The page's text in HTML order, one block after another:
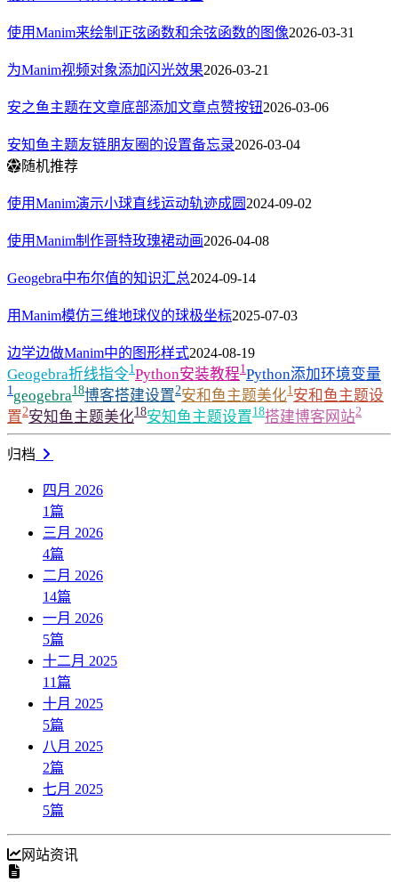
使用Manim来绘制正弦函数和余弦函数的图像2026-03-31
为Manim视频对象添加闪光效果2026-03-21
安之鱼主题在文章底部添加文章点赞按钮2026-03-06
安知鱼主题友链朋友圈的设置备忘录2026-03-04
随机推荐
使用Manim演示小球直线运动轨迹成圆 2024-09-02
使用Manim制作哥特玫瑰裙动画2026-04-08
Geogebra中布尔值的知识汇总2024-09-14
用Manim模仿三维地球仪的球极坐标2025-07-03
边学边做Manim中的图形样式2024-08-19
Geogebra折线指令1Python安装教程1Python添加环境变量
1geogebra18博客搭建设置2安和鱼主题美化1安和鱼主题设
置2安知鱼主题美化18安知鱼主题设置18搭建博客网站2
归档
四月 2026
1篇
三月 2026
4篇
二月 2026
14篇
一月 2026
5篇
十二月 2025
11篇
十月 2025
5篇
八月 2025
2篇
七月 2025
5篇
网站资讯